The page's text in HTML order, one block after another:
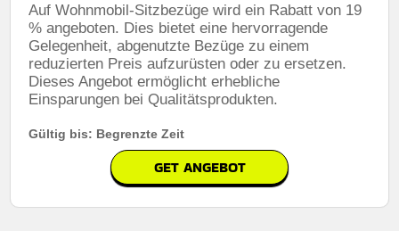
Auf Wohnmobil-Sitzbezüge wird ein Rabatt von 19
% angeboten. Dies bietet eine hervorragende
Gelegenheit, abgenutzte Bezüge zu einem
reduzierten Preis aufzurüsten oder zu ersetzen.
Dieses Angebot ermöglicht erhebliche
Einsparungen bei Qualitätsprodukten.
Gültig bis: Begrenzte Zeit
GET ANGEBOT